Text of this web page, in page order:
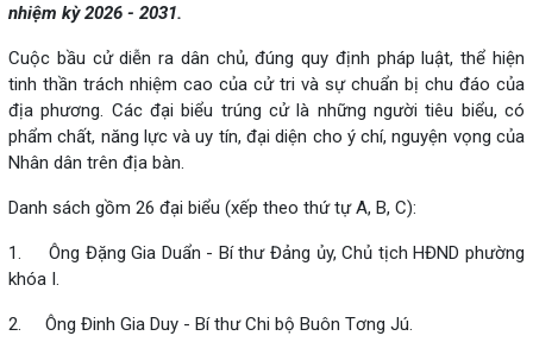
nhiệm kỳ 2026 - 2031.
Cuộc bầu cử diễn ra dân chủ, đúng quy định pháp luật, thể hiện
tinh thần trách nhiệm cao của cử tri và sự chuẩn bị chu đáo của
địa phương. Các đại biểu trúng cử là những người tiêu biểu, có
phẩm chất, năng lực và uy tín, đại diện cho ý chí, nguyện vọng của
Nhân dân trên địa bàn.
Danh sách gồm 26 đại biểu (xếp theo thứ tự A, B, C):
1. Ông Đặng Gia Duẩn - Bí thư Đảng ủy, Chủ tịch HĐND phường
khóa I.
2. Ông Đinh Gia Duy - Bí thư Chi bộ Buôn Tơng Jú.